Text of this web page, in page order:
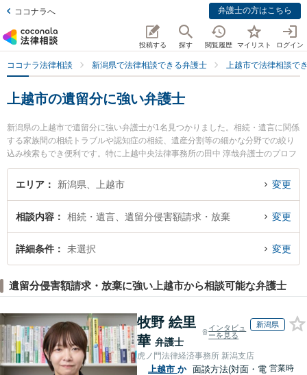
ココナラへ 弁護士の方はこちら
投稿する 探す 閲覧履歴 マイリスト ログイン
ココナラ法律相談 新潟県で法律相談できる弁護士 上越市で法律相談で
上越市の遺留分に強い弁護士
新潟県の上越市で遺留分に強い弁護士が1名見つかりました。相続・遺言に関係
する家族間の相続トラブルや認知症の相続、遺産分割等の細かな分野での絞り
込み検索もでき便利です。特に上越中央法律事務所の田中 淳哉弁護士のプロフ
ィール情報や弁護士費用、強みなどが注目されています。『上越市で土日や夜
間に発生した遺留分のトラブルを今すぐに弁護士に相談したい』『遺留分のト
さんにおすすめです。
エリア 新潟県、上越市 変更
相談内容 相続・遺言、遺留分侵害額請求・放棄 変更
詳細条件 未選択 変更
遺留分侵害額請求・放棄に強い上越市から相談可能な弁護士
牧野 絵里
華 弁護士
インタビュ
ーを見る
新潟県
虎ノ門法律経済事務所 新潟支店
上越市 か 面談方法(対面・電 営業時